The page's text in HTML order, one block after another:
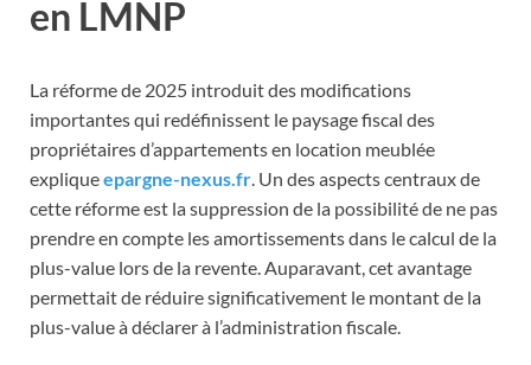
en LMNP
La réforme de 2025 introduit des modifications
importantes qui redéfinissent le paysage fiscal des
propriétaires d’appartements en location meublée
expliqueepargne-nexus.fr . Un des aspects centraux de
cette réforme est la suppression de la possibilité de ne pas
prendre en compte les amortissements dans le calcul de la
plus-value lors de la revente. Auparavant, cet avantage
permettait de réduire significativement le montant de la
plus-value à déclarer à l’administration fiscale.